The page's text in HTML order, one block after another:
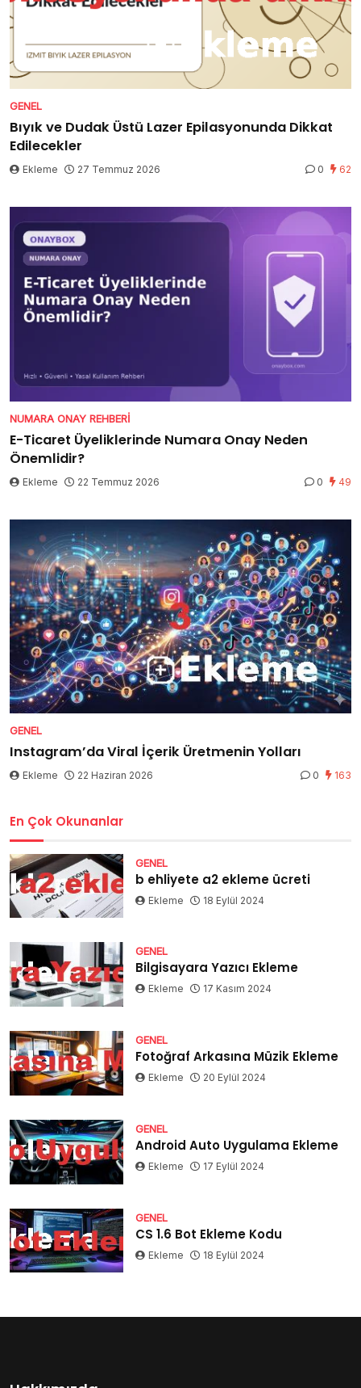
GENEL
Bıyık ve Dudak Üstü Lazer Epilasyonunda Dikkat
Edilecekler
Ekleme 27 Temmuz 2026 0 62
NUMARA ONAY REHBERI
E-Ticaret Üyeliklerinde Numara Onay Neden
Önemlidir?
Ekleme 22 Temmuz 2026 0 49
GENEL
Instagram’da Viral İçerik Üretmenin Yolları
Ekleme 22 Haziran 2026 0 163
En Çok Okunanlar
GENEL
b ehliyete a2 ekleme ücreti
Ekleme 18 Eylül 2024
GENEL
Bilgisayara Yazıcı Ekleme
Ekleme 17 Kasım 2024
GENEL
Fotoğraf Arkasına Müzik Ekleme
Ekleme 20 Eylül 2024
GENEL
Android Auto Uygulama Ekleme
Ekleme 17 Eylül 2024
GENEL
CS 1.6 Bot Ekleme Kodu
Ekleme 18 Eylül 2024